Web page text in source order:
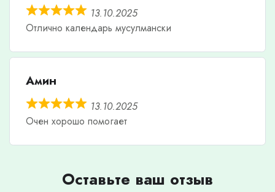
13.10.2025
Отлично календарь мусулмански
Амин
13.10.2025
Очен хорошо помогает
Оставьте ваш отзыв